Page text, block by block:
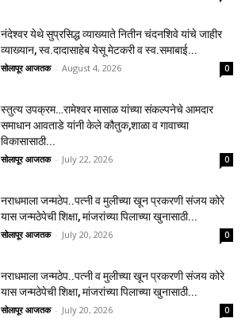
नंदेश्वर येथे सुप्रसिद्ध व्याख्याते नितीन चंदनशिवे यांचे जाहीर
व्याख्यान, स्व.दादासाहेब येसू मेटकरी व स्व.समाबाई...
सोलापूर आजतक - August 4, 2026 0
स्तुत्य उपक्रम…रामेश्वर मासाळ यांच्या संकल्पनेचे आमदार
समाधान आवताडे यांनी केले कौतुक,शाळा व गावाच्या
विकासासाठी...
सोलापूर आजतक - July 22, 2026 0
नराधमाला जन्मठेप..पत्नी व मुलीच्या खून प्रकरणी संजय कोरे
यास जन्मठेपेची शिक्षा, मांजरांच्या पिलाच्या खुनासाठी...
सोलापूर आजतक - July 20, 2026 0
नराधमाला जन्मठेप..पत्नी व मुलीच्या खून प्रकरणी संजय कोरे
यास जन्मठेपेची शिक्षा, मांजरांच्या पिलाच्या खुनासाठी...
सोलापूर आजतक - July 20, 2026 0